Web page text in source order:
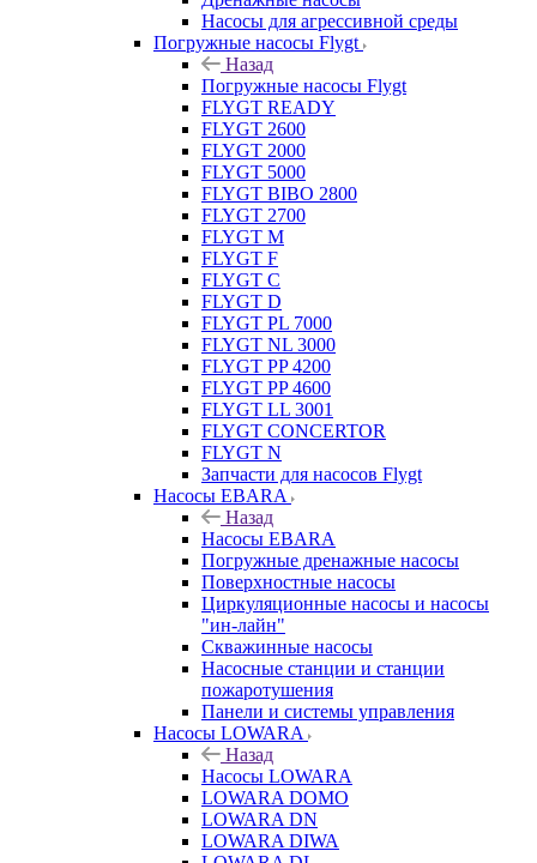
Насосы для агрессивной среды
Погружные насосы Flygt
Назад
Погружные насосы Flygt
FLYGT READY
FLYGT 2600
FLYGT 2000
FLYGT 5000
FLYGT BIBO 2800
FLYGT 2700
FLYGT M
FLYGT F
FLYGT C
FLYGT D
FLYGT PL 7000
FLYGT NL 3000
FLYGT PP 4200
FLYGT PP 4600
FLYGT LL 3001
FLYGT CONCERTOR
FLYGT N
Запчасти для насосов Flygt
Насосы EBARA
Назад
Насосы EBARA
Погружные дренажные насосы
Поверхностные насосы
Циркуляционные насосы и насосы
"ин-лайн"
Скважинные насосы
Насосные станции и станции
пожаротушения
Панели и системы управления
Насосы LOWARA
Назад
Насосы LOWARA
LOWARA DOMO
LOWARA DN
LOWARA DIWA